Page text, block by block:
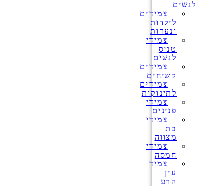
לנשים
צמידים
לילדות
ונערות
צמידי
טניס
לנשים
צמידים
קשיחים
צמידים
לתינוקות
צמידי
פנינים
צמידי
בת
מצווה
צמידי
חמסה
צמיד
עין
הרע